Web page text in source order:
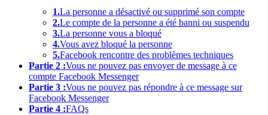
1.La personne a désactivé ou supprimé son compte
2.Le compte de la personne a été banni ou suspendu
3.La personne vous a bloqué
4.Vous avez bloqué la personne
5.Facebook rencontre des problèmes techniques
Partie 2 :Vous ne pouvez pas envoyer de message à ce
compte Facebook Messenger
Partie 3 :Vous ne pouvez pas répondre à ce message sur
Facebook Messenger
Partie 4 :FAQs